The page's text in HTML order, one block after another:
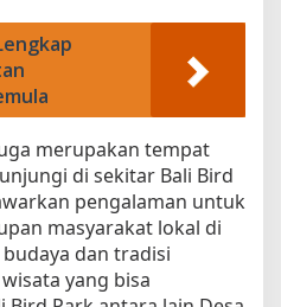
merupakan tempat
di sekitar Bali Bird
pengalaman untuk
masyarakat lokal di
dan tradisi
yang bisa